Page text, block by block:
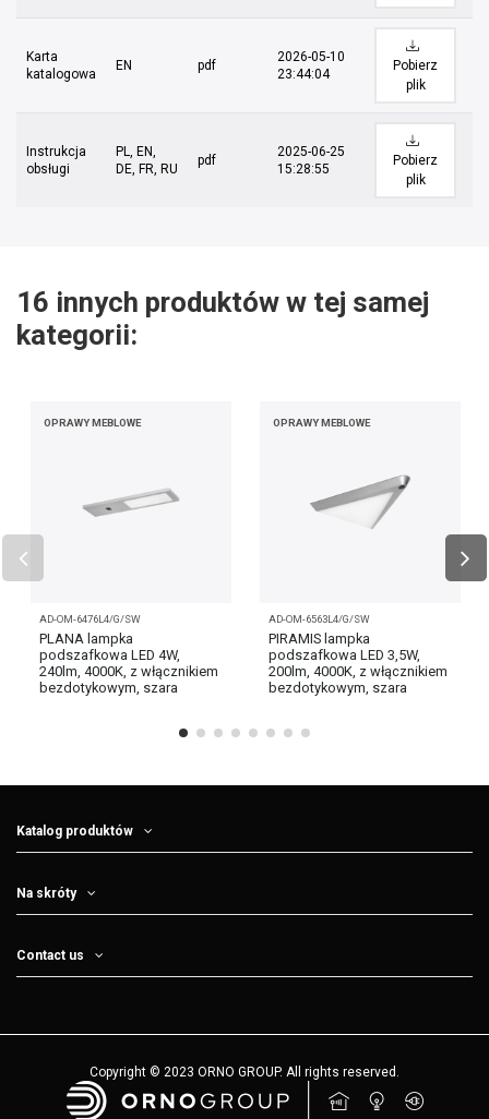
Karta
katalogowa
EN pdf
2026-05-10
23:44:04
Pobierz
plik
Instrukcja
obsługi
PL, EN,
DE, FR, RU
pdf
2025-06-25
15:28:55
Pobierz
plik
16 innych produktów w tej samej
kategorii:
OPRAWY MEBLOWE
AD-OM-6476L4/G/SW
PLANA lampka
podszafkowa LED 4W,
240lm, 4000K, z włącznikiem
bezdotykowym, szara
OPRAWY MEBLOWE
AD-OM-6563L4/G/SW
PIRAMIS lampka
podszafkowa LED 3,5W,
200lm, 4000K, z włącznikiem
bezdotykowym, szara
Katalog produktów
Na skróty
Contact us
Copyright © 2023 ORNO GROUP. All rights reserved.